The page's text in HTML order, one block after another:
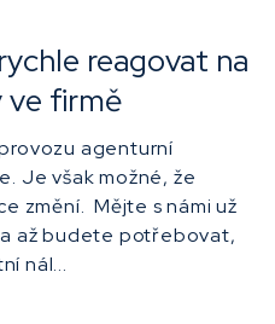
reagovat na
ve firmě
agenturní
Je však možné, že
změní. Mějte s námi už
až budete potřebovat,
nál...